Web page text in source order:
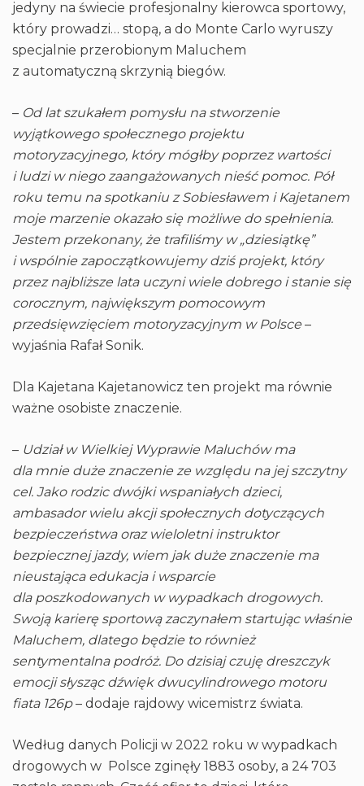
jedyny na świecie profesjonalny kierowca sportowy,
który prowadzi… stopą, a do Monte Carlo wyruszy
specjalnie przerobionym Maluchem
z automatyczną skrzynią biegów.
– Od lat szukałem pomysłu na stworzenie
wyjątkowego społecznego projektu
motoryzacyjnego, który mógłby poprzez wartości
i ludzi w niego zaangażowanych nieść pomoc. Pół
roku temu na spotkaniu z Sobiesławem i Kajetanem
moje marzenie okazało się możliwe do spełnienia.
Jestem przekonany, że trafiliśmy w „dziesiątkę”
i wspólnie zapoczątkowujemy dziś projekt, który
przez najbliższe lata uczyni wiele dobrego i stanie się
corocznym, największym pomocowym
przedsięwzięciem motoryzacyjnym w Polsce –
wyjaśnia Rafał Sonik.
Dla Kajetana Kajetanowicz ten projekt ma równie
ważne osobiste znaczenie.
– Udział w Wielkiej Wyprawie Maluchów ma
dla mnie duże znaczenie ze względu na jej szczytny
cel. Jako rodzic dwójki wspaniałych dzieci,
ambasador wielu akcji społecznych dotyczących
bezpieczeństwa oraz wieloletni instruktor
bezpiecznej jazdy, wiem jak duże znaczenie ma
nieustająca edukacja i wsparcie
dla poszkodowanych w wypadkach drogowych.
Swoją karierę sportową zaczynałem startując właśnie
Maluchem, dlatego będzie to również
sentymentalna podróż. Do dzisiaj czuję dreszczyk
emocji słysząc dźwięk dwucylindrowego motoru
fiata 126p– dodaje rajdowy wicemistrz świata.
Według danych Policji w 2022 roku w wypadkach
drogowych w Polsce zginęły 1883 osoby, a 24 703